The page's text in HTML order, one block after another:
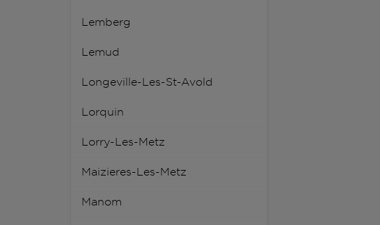
Lemberg
Lemud
Longeville-Les-St-Avold
Lorquin
Lorry-Les-Metz
Maizieres-Les-Metz
Manom